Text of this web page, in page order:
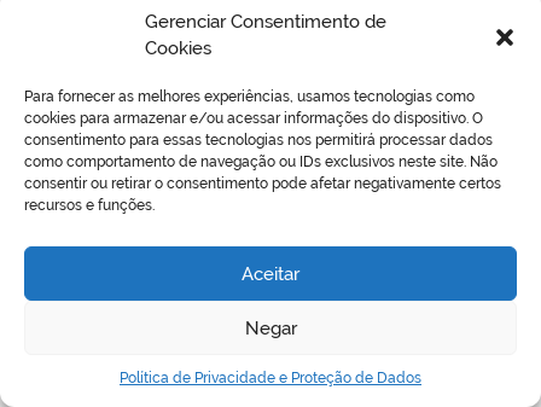
Gerenciar Consentimento de
Cookies
Para fornecer as melhores experiências, usamos tecnologias como
cookies para armazenar e/ou acessar informações do dispositivo. O
consentimento para essas tecnologias nos permitirá processar dados
como comportamento de navegação ou IDs exclusivos neste site. Não
consentir ou retirar o consentimento pode afetar negativamente certos
recursos e funções.
Aceitar
Negar
Política de Privacidade e Proteção de Dados
REDES SOCIAIS